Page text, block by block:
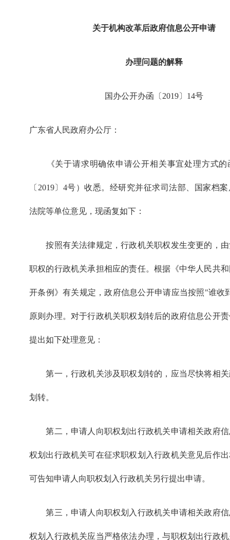
关于机构改革后政府信息公开申请
办理问题的解释
国办公开办函〔2019〕14号
广东省人民政府办公厅：
《关于请求明确依申请公开相关事宜处理方式的
〔2019〕4号）收悉。经研究并征求司法部、国家档
法院等单位意见，现函复如下：
按照有关法律规定，行政机关职权发生变更的，由
职权的行政机关承担相应的责任。根据《中华人民共
开条例》有关规定，政府信息公开申请应当按照"谁收
原则办理。对于行政机关职权划转后的政府信息公开
提出如下处理意见：
第一，行政机关涉及职权划转的，应当尽快将相关
划转。
第二，申请人向职权划出行政机关申请相关政府信
权划出行政机关可在征求职权划入行政机关意见后作
可告知申请人向职权划入行政机关另行提出申请。
第三，申请人向职权划入行政机关申请相关政府信
权划入行政机关应当严格依法办理，与职权划出行政